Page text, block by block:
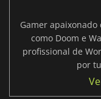
Gamer
como Doom e
profissional de
por